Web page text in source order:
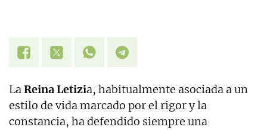
LaReina Letizia, habitualmente asociada a un
estilo de vida marcado por el rigor y la
constancia, ha defendido siempre una